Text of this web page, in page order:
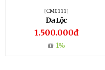
[CM0111]
Đa Lộc
1.500.000đ
1%